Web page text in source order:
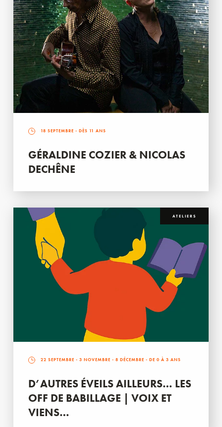
18 SEPTEMBRE - DÈS 11 ANS
GÉRALDINE COZIER & NICOLAS
DECHÊNE
ATELIERS
22 SEPTEMBRE - 3 NOVEMBRE - 8 DÉCEMBRE - DE 0 À 3 ANS
D’AUTRES ÉVEILS AILLEURS… LES
OFF DE BABILLAGE | VOIX ET
VIENS…